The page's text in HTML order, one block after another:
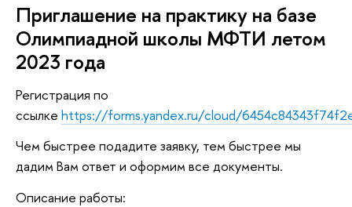
Приглашение на практику на базе
Олимпиадной школы МФТИ летом
2023 года
Регистрация по
ссылке https://forms.yandex.ru/cloud/
Чем быстрее подадите заявку, тем быстрее мы
дадим Вам ответ и оформим все документы.
Описание работы: